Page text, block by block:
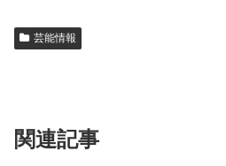
芸能情報
関連記事